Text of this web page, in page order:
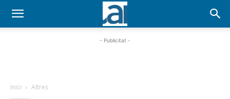
- Publicitat -
Inici Altres